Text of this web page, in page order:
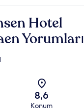
Hotel
Yorumları
8,6
Konum